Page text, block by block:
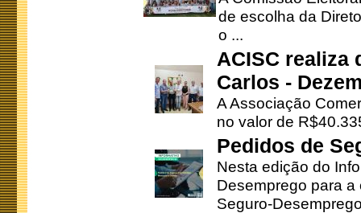
de escolha da
o ...
ACISC realiza
Carlos -
A Associação
no valor de
Pedidos de
Nesta edição do
Desemprego para
Seguro-